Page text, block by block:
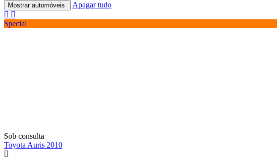
Apagar tudo
Special
Sob consulta
Toyota Auris 2010